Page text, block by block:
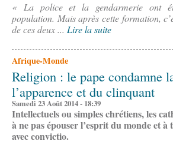
« La police et la gendarmerie ont
population. Mais après cette formation,
de ces deux ... Lire la suite
Afrique-Monde
Religion : le pape condamne
l’apparence et du clinquant
Samedi 23 Août 2014 - 18:39
Intellectuels ou simples chrétiens, les
à ne pas épouser l’esprit du monde et
avec convictio.